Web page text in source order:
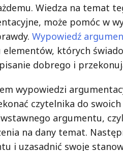
Wiedza na temat
może pomóc w
Wypowiedź
elementów, których
dobrego i
wypowiedzi
czytelnika do swoich
argumentu,
na dany temat.
i uzasadnić swoje